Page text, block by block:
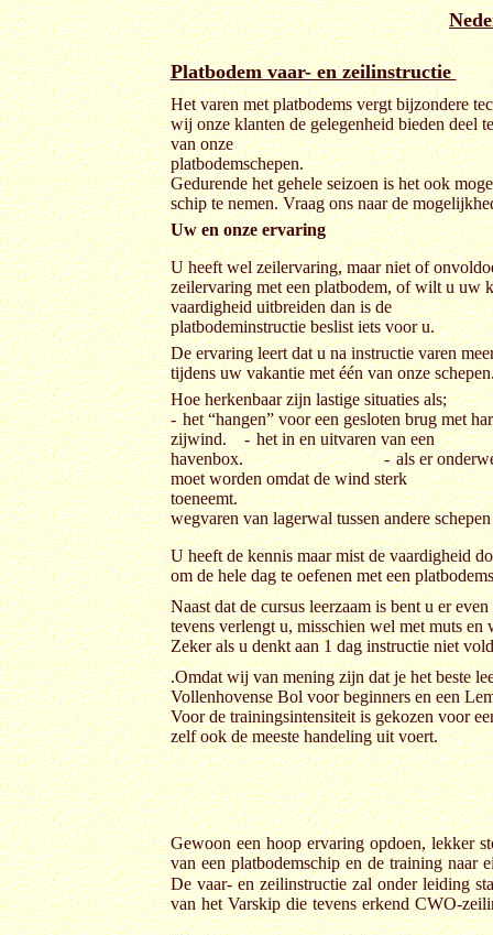
Platbodem vaar- en zeilinstructie
Het varen met platbodems vergt bijzondere
wij onze klanten de gelegenheid bieden deel
van onze
platbodemschepen.
Gedurende het gehele seizoen is het ook
schip te nemen. Vraag ons naar de
Uw en onze ervaring
U heeft wel zeilervaring, maar niet of
zeilervaring met een platbodem, of wilt u uw
vaardigheid uitbreiden dan is de
platbodeminstructie beslist iets voor u.
De ervaring leert dat u na instructie varen
tijdens uw vakantie metéén van onze
Hoe herkenbaar zijn lastige
- het “hangen” voor een gesloten brug met
zijwind. - het in en uitvaren van een
havenbox. -als er
moet worden omdat de wind sterk
wegvaren van lagerwal tussen andere
U heeft de kennis maar mist de vaardigheid
om de hele dag te oefenen met een
Naast dat de cursus leerzaam is bent u er
tevens verlengt u, misschien
Zeker als u denkt aan 1 dag instructie niet
.Omdat wij van mening zijn dat je het beste
Vollenhovense Bol voor beginners
Voor de trainingsintensiteit is gekozen voor
zelf ook de meeste handeling uit voert.
Gewoon een hoop ervaring opdoen, lekker
van een platbodemschip en de training naar
De vaar- en zeilinstructie zal onder leiding
van het Varskip die tevens erkend CWO-